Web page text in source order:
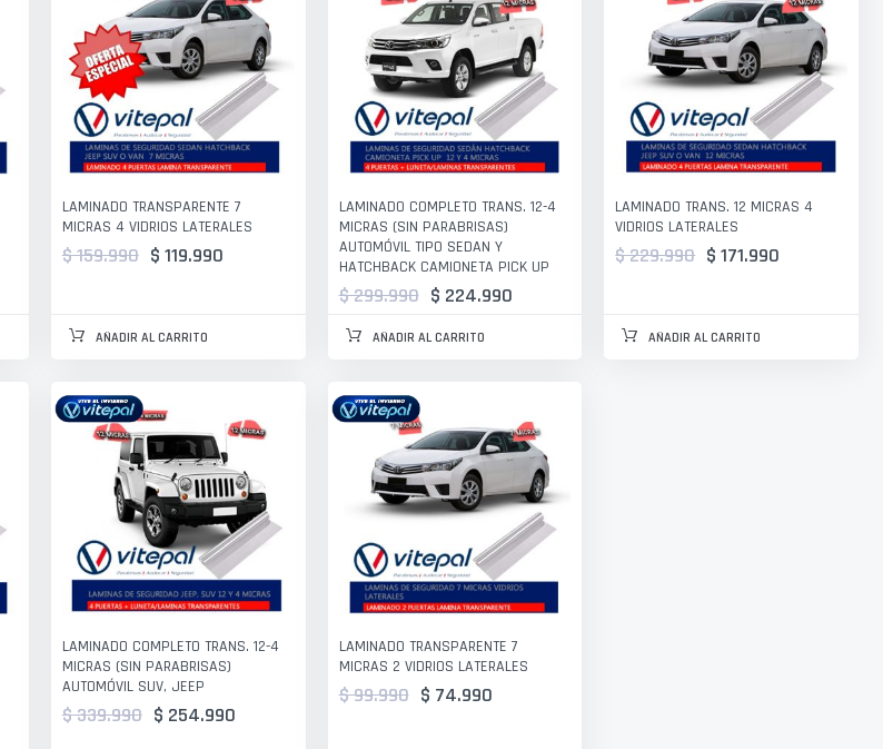
LAMINADO TRANSPARENTE 7
MICRAS 4 VIDRIOS LATERALES
$ 119.990
$ 159.990
AÑADIR AL CARRITO
LAMINADO COMPLETO TRANS. 12-4
MICRAS (SIN PARABRISAS)
AUTOMÓVIL TIPO SEDAN Y
HATCHBACK CAMIONETA PICK UP
$ 224.990
$ 299.990
AÑADIR AL CARRITO
LAMINADO TRANS. 12 MICRAS 4
VIDRIOS LATERALES
$ 171.990
$ 229.990
AÑADIR AL CARRITO
LAMINADO COMPLETO TRANS. 12-4
MICRAS (SIN PARABRISAS)
AUTOMÓVIL SUV, JEEP
$ 254.990
$ 339.990
LAMINADO TRANSPARENTE 7
MICRAS 2 VIDRIOS LATERALES
$ 74.990
$ 99.990